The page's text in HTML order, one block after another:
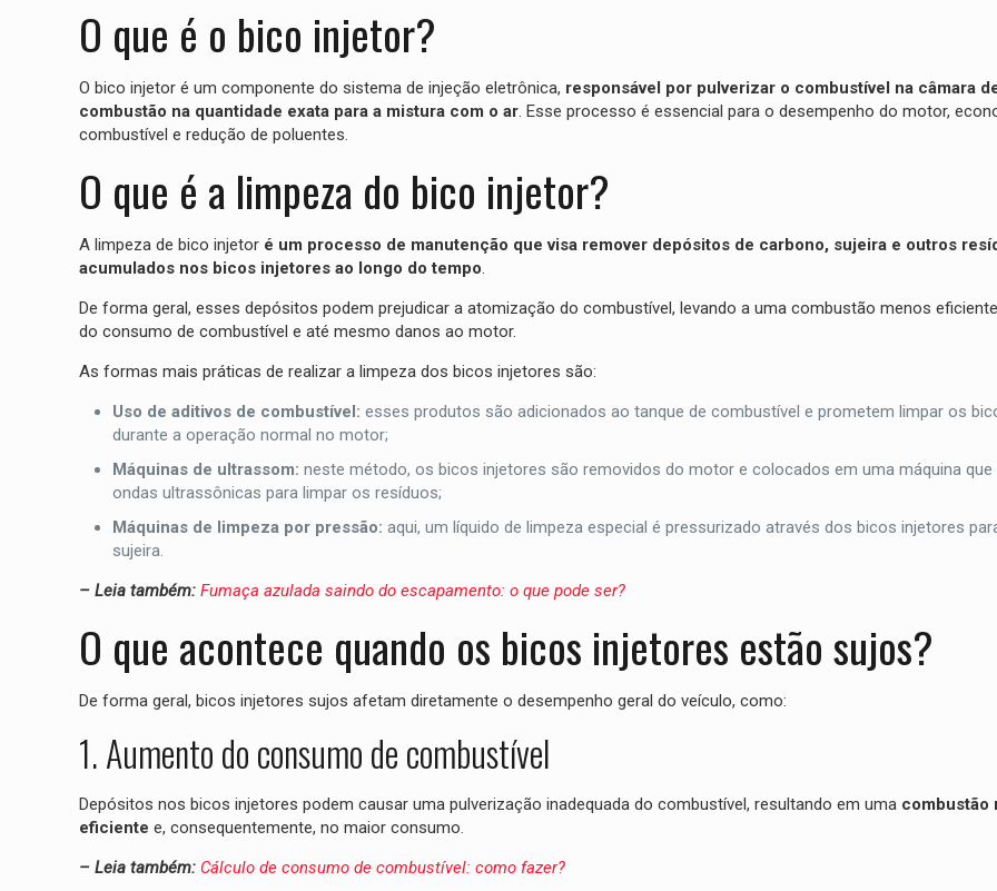
O que é o bico injetor?
O bico injetor é um componente do sistema de injeção eletrônica, responsável por pulverizar o combustível na câmara
combustão na quantidade exata para a mistura com o ar. Esse processo é essencial para o desempenho do motor,
combustível e redução de poluentes.
O que é a limpeza do bico injetor?
A limpeza de bico injetor é um processo de manutenção que visa remover depósitos de carbono, sujeira e outros
acumulados nos bicos injetores ao longo do tempo.
De forma geral, esses depósitos podem prejudicar a atomização do combustível, levando a uma combustão menos
do consumo de combustível e até mesmo danos ao motor.
As formas mais práticas de realizar a limpeza dos bicos injetores são:
Uso de aditivos de combustível: esses produtos são adicionados ao tanque de combustível e prometem limpar os
durante a operação normal no motor;
Máquinas de ultrassom: neste método, os bicos injetores são removidos do motor e colocados em uma máquina que
ondas ultrassônicas para limpar os resíduos;
Máquinas de limpeza por pressão: aqui, um líquido de limpeza especial é pressurizado através dos bicos injetores
sujeira.
– Leia também: Fumaça azulada saindo do escapamento: o que pode ser?
O que acontece quando os bicos injetores estão sujos?
De forma geral, bicos injetores sujos afetam diretamente o desempenho geral do veículo, como:
1. Aumento do consumo de combustível
Depósitos nos bicos injetores podem causar uma pulverização inadequada do combustível, resultando em uma combustão
eficiente e, consequentemente, no maior consumo.
– Leia também: Cálculo de consumo de combustível: como fazer?